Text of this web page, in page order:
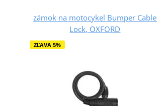
zámok na motocykel Bumper Cable
Lock, OXFORD
ZĽAVA 5%